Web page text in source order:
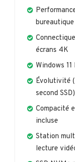
écrans 4K
Windows
Évolutivité
second SSD)
Compacité
incluse
Station
lecture